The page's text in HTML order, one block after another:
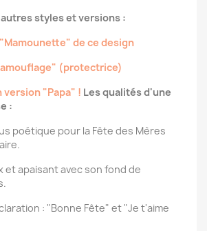
styles et versions :
de ce design
(protectrice)
version "Papa" ! Les qualités d'une
:
poétique pour la Fête des Mères
et apaisant avec son fond de
: "Bonne Fête" et "Je t'aime